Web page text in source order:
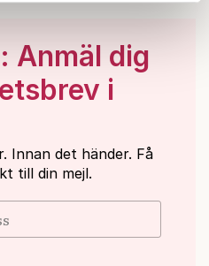
deras tjänster.
hanterar personuppgifter
Anmäl dig
i
Innan det händer. Få
till din mejl.